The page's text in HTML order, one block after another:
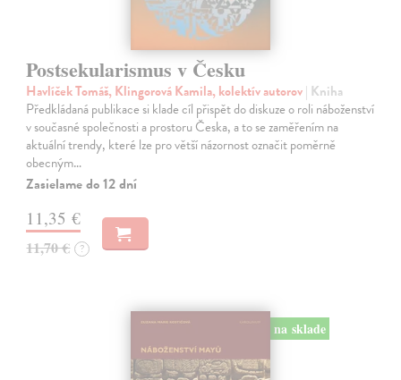
Postsekularismus v Česku
Havlíček Tomáš, Klingorová Kamila, kolektív autorov| Kniha
Předkládaná publikace si klade cíl přispět do diskuze o roli náboženství
v současné společnosti a prostoru Česka, a to se zaměřením na
aktuální trendy, které lze pro větší názornost označit poměrně
obecným…
Zasielame do 12 dní
11,35 €
11,70 € ?
na sklade